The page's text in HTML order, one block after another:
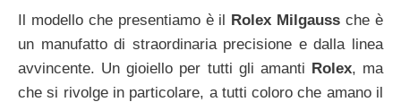
Il modello che presentiamo è il Rolex Milgauss che è
un manufatto di straordinaria precisione e dalla linea
avvincente. Un gioiello per tutti gli amanti Rolex, ma
che si rivolge in particolare, a tutti coloro che amano il